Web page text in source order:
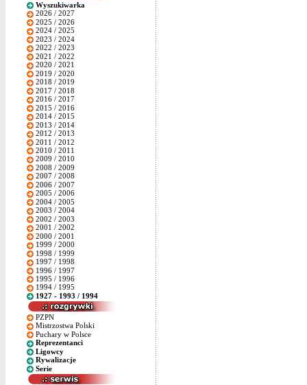
Wyszukiwarka
2026 / 2027
2025 / 2026
2024 / 2025
2023 / 2024
2022 / 2023
2021 / 2022
2020 / 2021
2019 / 2020
2018 / 2019
2017 / 2018
2016 / 2017
2015 / 2016
2014 / 2015
2013 / 2014
2012 / 2013
2011 / 2012
2010 / 2011
2009 / 2010
2008 / 2009
2007 / 2008
2006 / 2007
2005 / 2006
2004 / 2005
2003 / 2004
2002 / 2003
2001 / 2002
2000 / 2001
1999 / 2000
1998 / 1999
1997 / 1998
1996 / 1997
1995 / 1996
1994 / 1995
1927 - 1993 / 1994
PZPN
Mistrzostwa Polski
Puchary w Polsce
Reprezentanci
Ligowcy
Rywalizacje
Serie